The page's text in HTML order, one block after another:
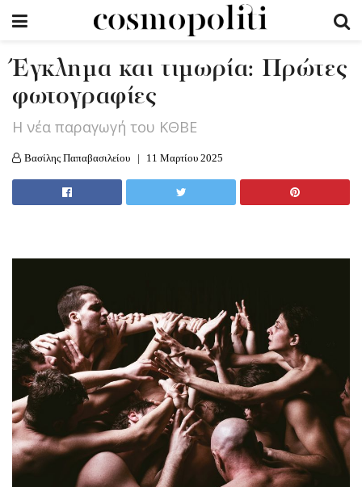
Έγκλημα και τιμωρία: Πρώτες
φωτογραφίες
Η νέα παραγωγή του ΚΘΒΕ
Βασίλης Παπαβασιλείου 11 Μαρτίου 2025